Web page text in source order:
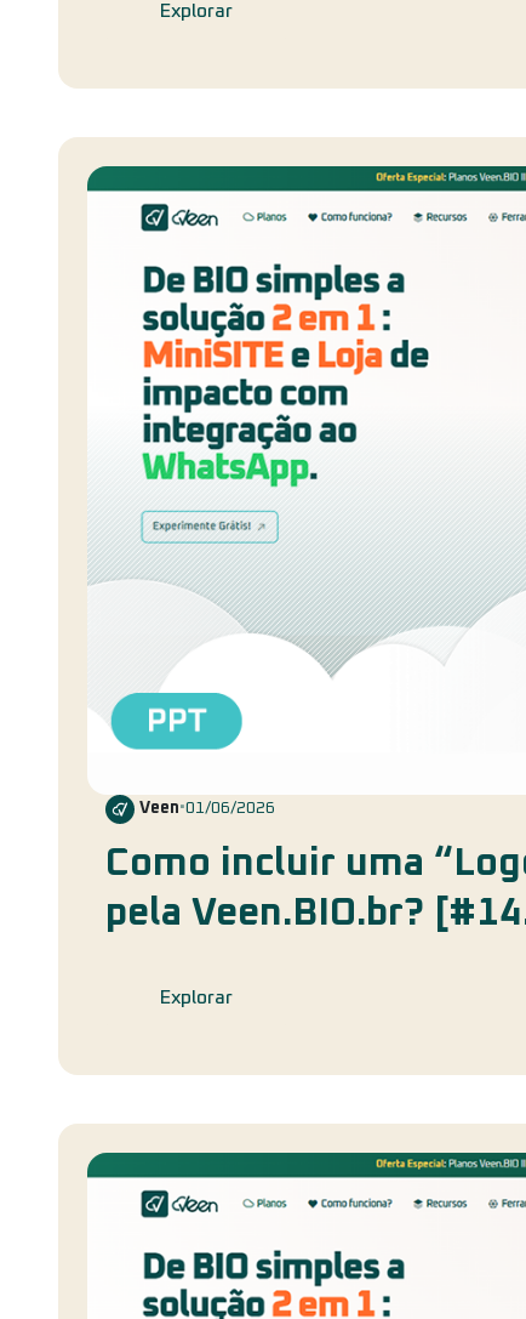
Explorar
Veen•01/06/2026
Como incluir uma
pela Veen.BIO.br?
Explorar